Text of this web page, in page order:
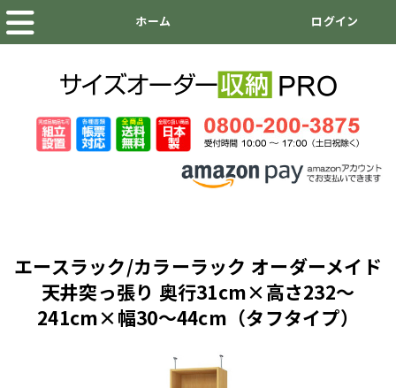
エースラック/カラーラック オーダーメイド
天井突っ張り 奥行31cm×高さ232～
241cm×幅30～44cm（タフタイプ）